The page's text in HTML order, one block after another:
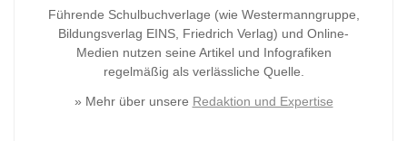
Führende Schulbuchverlage (wie Westermanngruppe,
Bildungsverlag EINS, Friedrich Verlag) und Online-
Medien nutzen seine Artikel und Infografiken
regelmäßig als verlässliche Quelle.
» Mehr über unsere Redaktion und Expertise